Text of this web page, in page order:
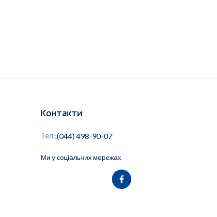
Контакти
Тел.:(044) 498-90-07
Ми у соціальних мережах